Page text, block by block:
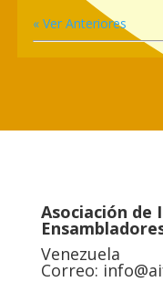
« Ver Anteriores
Asociación de
Venezuela
Correo: